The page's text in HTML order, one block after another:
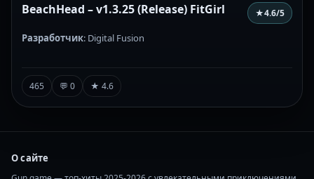
BeachHead – v1.3.25 (Release) FitGirl ★4.6/5
Разработчик: Digital Fusion
465 💬 0 ★ 4.6
О сайте